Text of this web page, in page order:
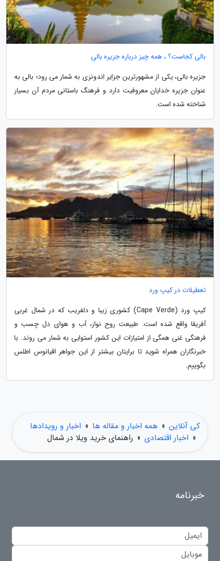
بالی کجاست؟ ، همه چیز درباره جزیره بالی
جزیره بالی، یکی از مشهورترین جزایر اندونزی به شمار می رود؛ بالی به
عنوان جزیره خدایان معروفیت دارد و فرهنگ باستانی مردم آن بسیار
شناخته شده است.
تعطیلات در کیپ ورد
کیپ ورد (Cape Verde) کشوری زیبا و دلفریب که در شمال غربی
آفریقا واقع شده است. طبیعت روح نواز، آب و هوای دل چسب و
فرهنگی غنی همگی از امتیازات این کشور استوایی به شمار می روند. با
خبرنگاران همراه شوید تا برایتان بیشتر از این جواهر اقیانوس اطلس
بگوییم.
کی آنلاین » همه اخبار و مقاله ها » اخبار و رویدادها
» اخبار اقتصادی » راهنمای خرید ویلا در شمال
خبرنامه